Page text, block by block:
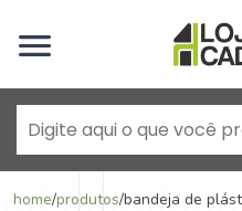
home/produtos/bandeja de
Inicie uma
Goiânia - Jardim